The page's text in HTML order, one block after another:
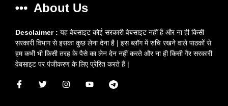
About Us
Desclaimer : यह वेबसाइट कोई सरकारी वेबसाइट नहीं है और ना ही किसी
सरकारी विभाग से इसका कुछ लेना देना है | इस ब्लॉग में रुचि रखने वाले पाठकों से
हम कभी भी किसी तरह के पैसे का लेन देन नहीं करते और ना ही किसी गैर सरकारी
वेबसाइट पर पंजीकरण के लिए प्रेरित करते हैं |